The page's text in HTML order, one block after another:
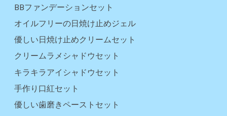
BBファンデーションセット
オイルフリーの日焼け止めジェル
優しい日焼け止めクリームセット
クリームラメシャドウセット
キラキラアイシャドウセット
手作り口紅セット
優しい歯磨きペーストセット